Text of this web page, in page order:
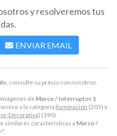
, consulte su precio con nosotros.
deMarco / Interruptor 1
a la categoría Iluminación (205) y
Decorativa) (190).
similares características a Marco /
y resolveremos tus
ENVIAR EMAIL